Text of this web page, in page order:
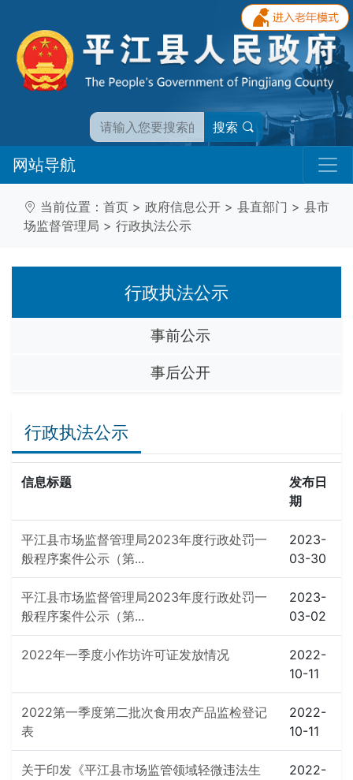
搜索
网站导航
当前位置： 首页 > 政府信息公开 > 县直部门 > 县市
场监督管理局 > 行政执法公示
行政执法公示
事前公示
事后公开
行政执法公示
信息标题
发布日
期
平江县市场监督管理局2023年度行政处罚一
般程序案件公示（第...
2023-
03-30
平江县市场监督管理局2023年度行政处罚一
般程序案件公示（第...
2023-
03-02
2022年一季度小作坊许可证发放情况
2022-
10-11
2022第一季度第二批次食用农产品监检登记
表
2022-
10-11
关于印发《平江县市场监管领域轻微违法生
2022-